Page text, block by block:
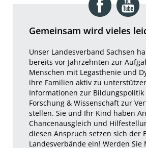
Gemeinsam wird vieles
Unser Landesverband Sachsen
bereits vor Jahrzehnten zur
Menschen mit Legasthenie und
ihre Familien aktiv zu
Informationen zur
Forschung & Wissenschaft zur
stellen. Sie und Ihr Kind haben
Chancenausgleich und
diesen Anspruch setzen sich der
Landesverbände ein! Werden Sie